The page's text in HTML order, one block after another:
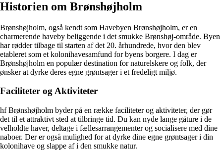
Historien om Brønshøjholm
Brønshøjholm, også kendt som Havebyen Brønshøjholm, er en
charmerende haveby beliggende i det smukke Brønshøj-område. Byen
har rødder tilbage til starten af det 20. århundrede, hvor den blev
etableret som et kolonihavesamfund for byens borgere. I dag er
Brønshøjholm en populær destination for naturelskere og folk, der
ønsker at dyrke deres egne grøntsager i et fredeligt miljø.
Faciliteter og Aktiviteter
hf Brønshøjholm byder på en række faciliteter og aktiviteter, der gør
det til et attraktivt sted at tilbringe tid. Du kan nyde lange gåture i de
velholdte haver, deltage i fællesarrangementer og socialisere med dine
naboer. Der er også mulighed for at dyrke dine egne grøntsager i din
kolonihave og slappe af i den smukke natur.